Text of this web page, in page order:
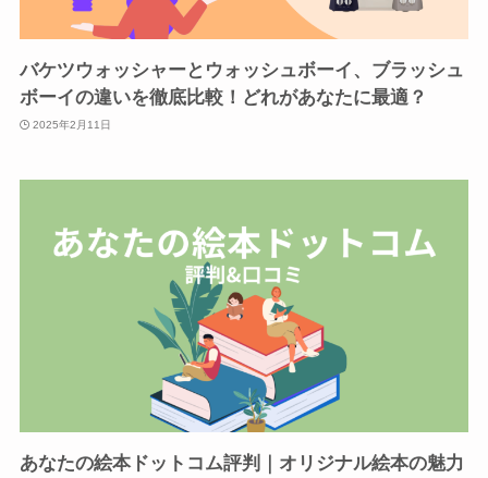
バケツウォッシャーとウォッシュボーイ、ブラッシュ
ボーイの違いを徹底比較！どれがあなたに最適？
2025年2月11日
あなたの絵本ドットコム評判｜オリジナル絵本の魅力